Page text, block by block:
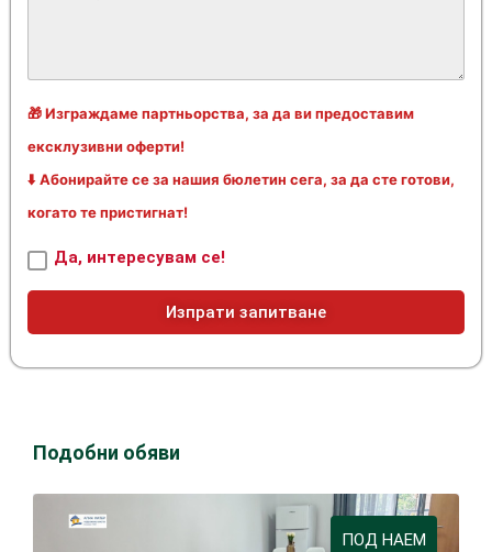
🎁 Изграждаме партньорства, за да ви предоставим
ексклузивни оферти!
⬇️ Абонирайте се за нашия бюлетин сега, за да сте готови,
когато те пристигнат!
Да, интересувам се!
Изпрати запитване
Подобни обяви
ПОД НАЕМ